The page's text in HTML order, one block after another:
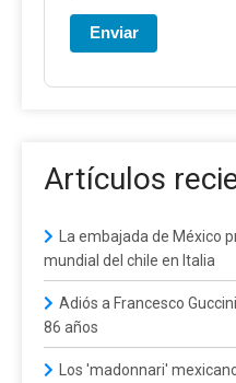
Enviar
Artículos
La embajada de México
mundial del chile en Italia
Adiós a Francesco
86 años
Los 'madonnari'